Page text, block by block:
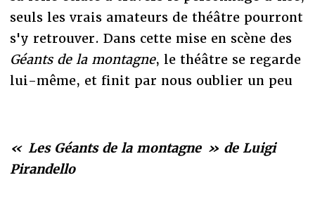
seuls les vrais amateurs de théâtre pourront
s'y retrouver. Dans cette mise en scène des
Géants de la montagne, le théâtre se regarde
lui-même, et finit par nous oublier un peu
« Les Géants de la montagne » de Luigi
Pirandello